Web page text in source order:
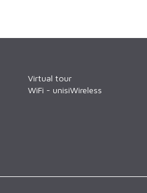
Virtual tour
WiFi - unisiWireless